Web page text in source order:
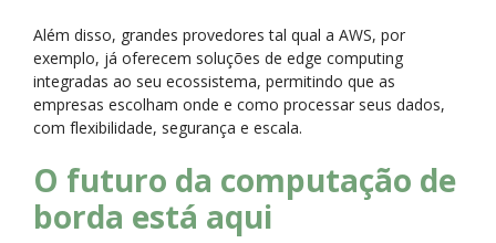
Além disso, grandes provedores tal qual a AWS, por
exemplo, já oferecem soluções de edge computing
integradas ao seu ecossistema, permitindo que as
empresas escolham onde e como processar seus dados,
com flexibilidade, segurança e escala.
O futuro da computação de
borda está aqui